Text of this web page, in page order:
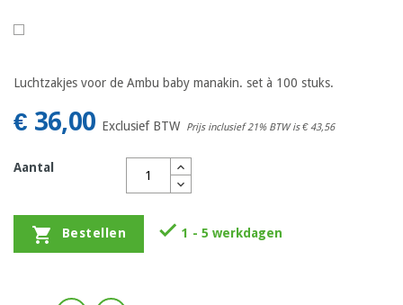
Luchtzakjes voor de Ambu baby manakin. set à 100 stuks.
€ 36,00 Exclusief BTW Prijs inclusief 21% BTW is€ 43,56
Aantal
 Bestellen  1 - 5 werkdagen